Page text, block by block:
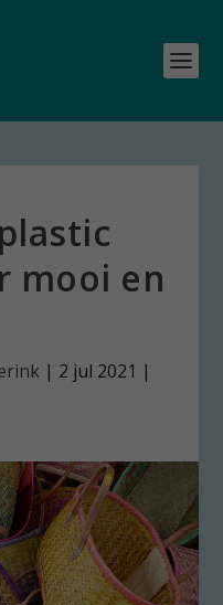
mooi en
| 2 jul 2021 |